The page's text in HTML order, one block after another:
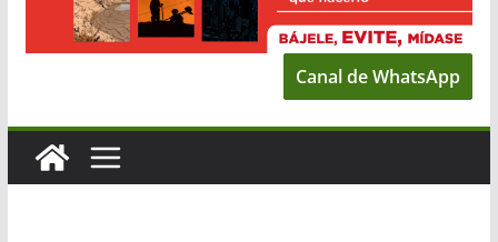
Canal de WhatsApp